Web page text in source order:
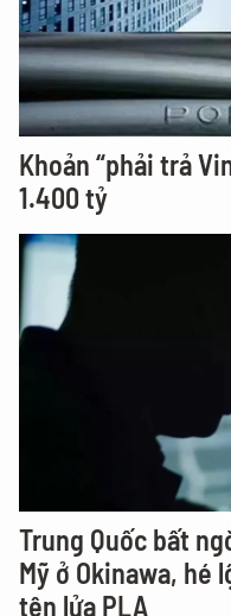
Khoản “phải trả
1.400 tỷ
Trung Quốc bất
Mỹ ở Okinawa, hé
tên lửa PLA